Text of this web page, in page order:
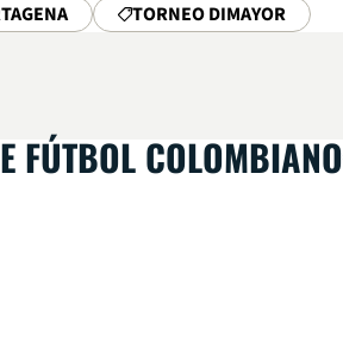
TORNEO DIMAYOR
FÚTBOL COLOMBIANO